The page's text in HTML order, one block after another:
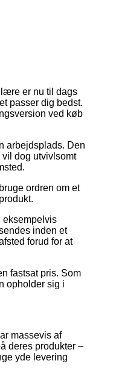
er nu til dags
passer dig bedst.
ved køb
arbejdsplads. Den
dog utvivlsomt
ordren om et
eksempelvis
inden et
forud for at
fastsat pris. Som
opholder sig i
massevis af
deres produkter –
yde levering